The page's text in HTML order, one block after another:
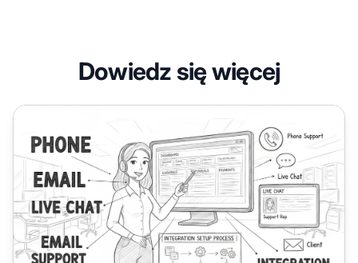
Dowiedz się więcej
Czy Post Affiliate Pro oferuje wsparcie podczas